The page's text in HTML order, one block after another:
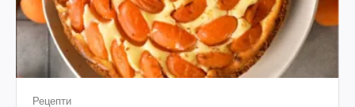
Рецепти